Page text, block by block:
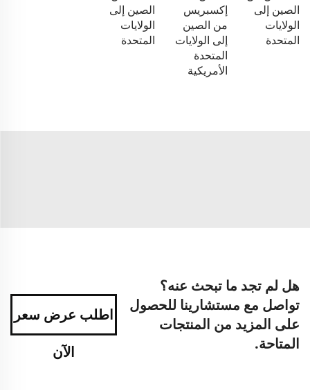
الصين إلى
الولايات
المتحدة
إكسبريس
من الصين
إلى الولايات
المتحدة
الأمريكية
الصين إلى
الولايات
المتحدة
هل لم تجد ما تبحث عنه؟
تواصل مع مستشارينا للحصول
على المزيد من المنتجات
المتاحة.
اطلب عرض سعر
الآن